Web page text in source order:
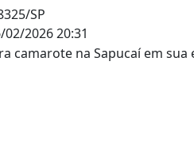
02/2026 20:31